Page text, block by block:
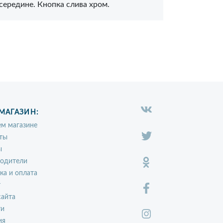
Кнопка слива хром.
магазине
и оплата